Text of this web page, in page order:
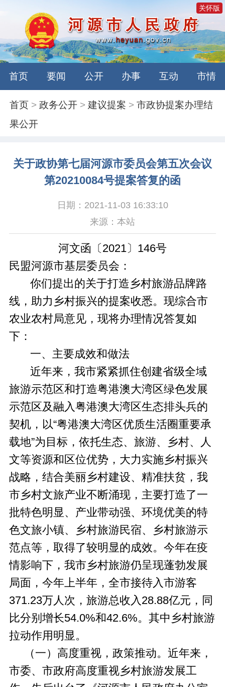
关怀版
首页 要闻 公开 办事 互动 市情
首页 >政务公开 >建议提案 >市政协提案办理结
果公开
关于政协第七届河源市委员会第五次会议
第20210084号提案答复的函
日期：2021-11-03 16:33:10
来源：本站
河文函〔2021〕146号
民盟河源市基层委员会：
你们提出的关于打造乡村旅游品牌路
线，助力乡村振兴的提案收悉。现综合市
农业农村局意见，现将办理情况答复如
下：
一、主要成效和做法
近年来，我市紧紧抓住创建省级全域
旅游示范区和打造粤港澳大湾区绿色发展
示范区及融入粤港澳大湾区生态排头兵的
契机，以“粤港澳大湾区优质生活圈重要承
载地”为目标，依托生态、旅游、乡村、人
文等资源和区位优势，大力实施乡村振兴
战略，结合美丽乡村建设、精准扶贫，我
市乡村文旅产业不断涌现，主要打造了一
批特色明显、产业带动强、环境优美的特
色文旅小镇、乡村旅游民宿、乡村旅游示
范点等，取得了较明显的成效。今年在疫
情影响下，我市乡村旅游仍呈现蓬勃发展
局面，今年上半年，全市接待入市游客
371.23万人次，旅游总收入28.88亿元，同
比分别增长54.0%和42.6%。其中乡村旅游
拉动作用明显。
（一）高度重视，政策推动。近年来，
市委、市政府高度重视乡村旅游发展工